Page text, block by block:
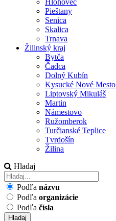
Hlohovec
Pieštany
Senica
Skalica
Trnava
Žilinský kraj
Bytča
Čadca
Dolný Kubín
Kysucké Nové Mesto
Liptovský Mikuláš
Martin
Námestovo
Ružomberok
Turčianské Teplice
Tvrdošín
Žilina
Hladaj
Podľa názvu
Podľa organizácie
Podľa čísla
Hladaj